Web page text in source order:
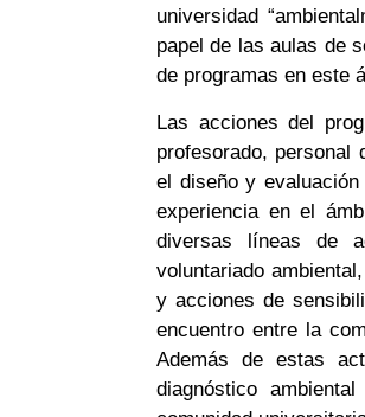
universidad
papel de las aulas de
de programas en este
Las acciones del
profesorado, personal
el diseño y
experiencia en el
diversas líneas de
voluntariado
y acciones de
encuentro entre la
Además de estas
diagnóstico